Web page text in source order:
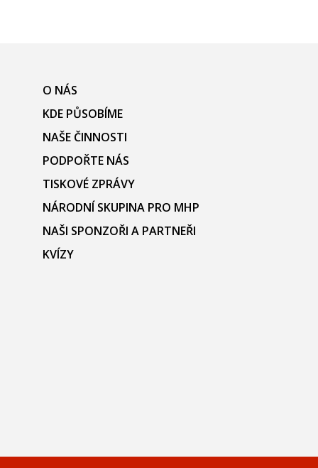
O NÁS
KDE PŮSOBÍME
NAŠE ČINNOSTI
PODPOŘTE NÁS
TISKOVÉ ZPRÁVY
NÁRODNÍ SKUPINA PRO MHP
NAŠI SPONZOŘI A PARTNEŘI
KVÍZY